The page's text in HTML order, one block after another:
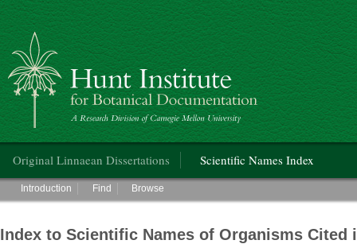
Hunt Institute for Botanical Documentation
Original Linnaean Dissertations Scientific Names Index
Main menu
Introduction Find Browse
Index to Scientific Names of Organisms Cited